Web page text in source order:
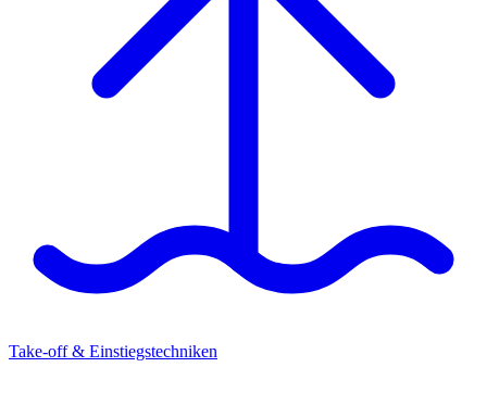
Take-off & Einstiegstechniken